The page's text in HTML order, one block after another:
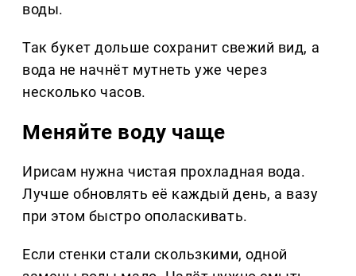
воды.
Так букет дольше сохранит свежий вид, а
вода не начнёт мутнеть уже через
несколько часов.
Меняйте воду чаще
Ирисам нужна чистая прохладная вода.
Лучше обновлять её каждый день, а вазу
при этом быстро ополаскивать.
Если стенки стали скользкими, одной